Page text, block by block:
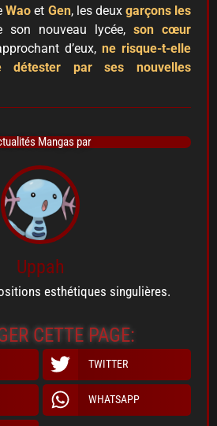
Wao et Gen, les deux garçons les
son nouveau lycée, son cœur
d’eux, ne risque-t-elle
par ses nouvelles
Mangas par
Uppah
esthétiques singulières.
CETTE PAGE:
TWITTER
WHATSAPP